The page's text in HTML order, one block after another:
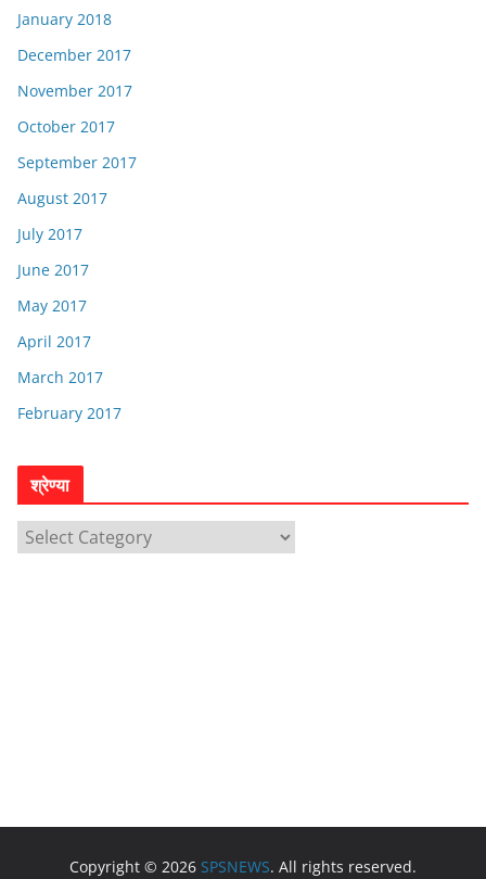
January 2018
December 2017
November 2017
October 2017
September 2017
August 2017
July 2017
June 2017
May 2017
April 2017
March 2017
February 2017
श्रेण्या
श्रे
ण्या
Copyright © 2026 SPSNEWS. All rights reserved.